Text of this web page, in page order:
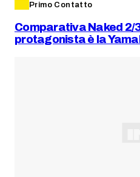
Primo Contatto
Comparativa Naked 2/
protagonista è la